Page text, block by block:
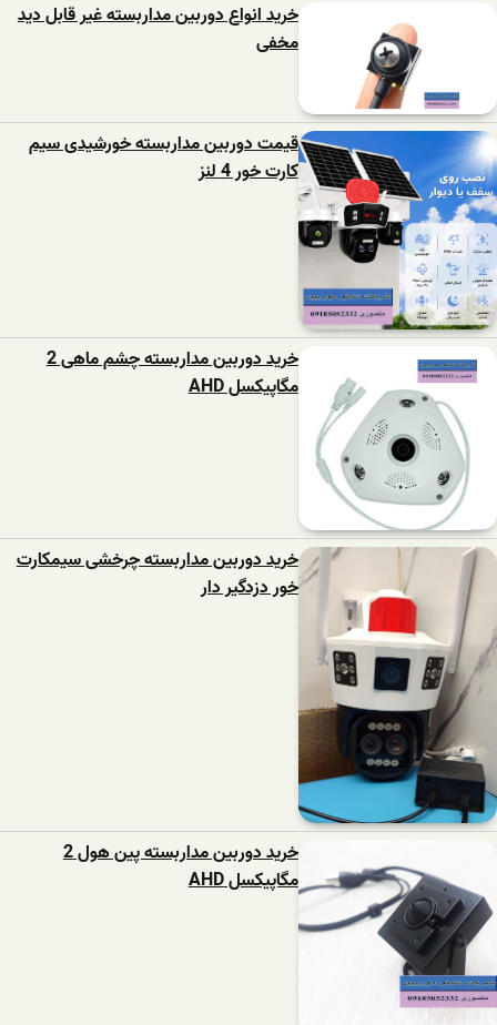
خرید انواع دوربین مداربسته غیر قابل دید
مخفی
قیمت دوربین مداربسته خورشیدی سیم
کارت خور 4 لنز
خرید دوربین مداربسته چشم ماهی 2
مگاپیکسل AHD
خرید دوربین مداربسته چرخشی سیمکارت
خور دزدگیر دار
خرید دوربین مداربسته پین هول 2
مگاپیکسل AHD